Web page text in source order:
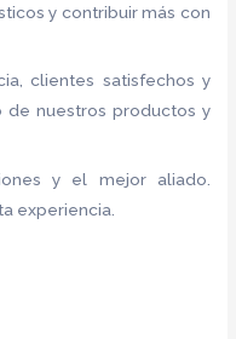
y contribuir más con
clientes satisfechos y
de nuestros productos y
y el mejor aliado.
experiencia.